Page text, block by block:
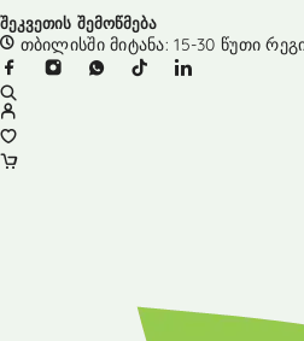
შეკვეთის შემოწმება
თბილისში მიტანა: 15-30 წუთი